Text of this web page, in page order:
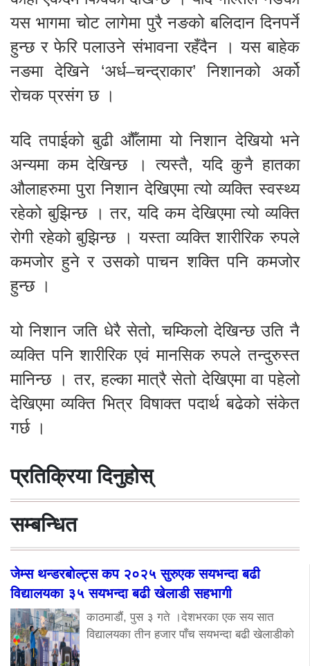
यस भागमा चोट लागेमा पुरै नङको बलिदान दिनपर्ने
हुन्छ र फेरि पलाउने संभावना रहँदैन । यस बाहेक
नङमा देखिने ‘अर्ध–चन्द्राकार’ निशानको अर्को
रोचक प्रसंग छ ।
यदि तपाईको बुढी औँलामा यो निशान देखियो भने
अन्यमा कम देखिन्छ । त्यस्तै, यदि कुनै हातका
औलाहरुमा पुरा निशान देखिएमा त्यो व्यक्ति स्वस्थ्य
रहेको बुझिन्छ । तर, यदि कम देखिएमा त्यो व्यक्ति
रोगी रहेको बुझिन्छ । यस्ता व्यक्ति शारीरिक रुपले
कमजोर हुने र उसको पाचन शक्ति पनि कमजोर
हुन्छ ।
यो निशान जति धेरै सेतो, चम्किलो देखिन्छ उति नै
व्यक्ति पनि शारीरिक एवं मानसिक रुपले तन्दुरुस्त
मानिन्छ । तर, हल्का मात्रै सेतो देखिएमा वा पहेलो
देखिएमा व्यक्ति भित्र विषाक्त पदार्थ बढेको संकेत
गर्छ ।
प्रतिक्रिया दिनुहोस्
सम्बन्धित
जेम्स थन्डरबोल्ट्स कप २०२५ सुरुएक सयभन्दा बढी
विद्यालयका ३५ सयभन्दा बढी खेलाडी सहभागी
काठमाडौं, पुस ३ गते ।देशभरका एक सय सात
विद्यालयका तीन हजार पाँच सयभन्दा बढी खेलाडीको